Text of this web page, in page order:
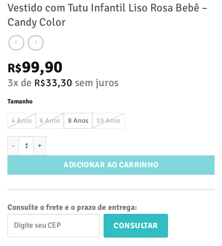
Vestido com Tutu Infantil Liso Rosa Bebê –
Candy Color
R$99,90
3x de R$33,30 sem juros
Tamanho
4 Anos 6 Anos 8 Anos 10 Anos
Vestido com Tutu Infantil Liso Rosa Bebê – Candy Color quantidade
ADICIONAR AO CARRINHO
Consulte o frete e o prazo de entrega:
CONSULTAR